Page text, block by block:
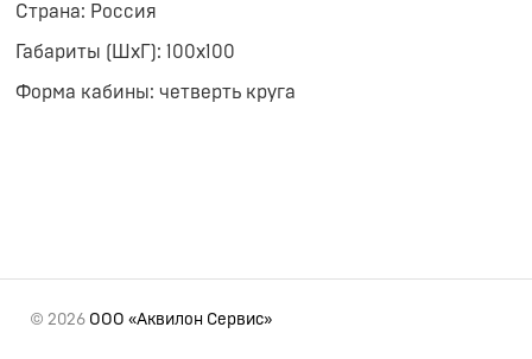
Страна: Россия
Габариты (ШхГ): 100x100
Форма кабины: четверть круга
© 2026 ООО «Аквилон Сервис»